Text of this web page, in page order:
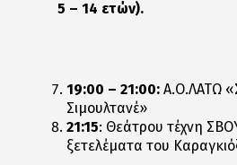
5 – 14 ετών).
19:00 – 21:00: Α.Ο.ΛΑΤΩ
Σιμουλτανέ»
21:15: Θεάτρου τέχνη
ξετελέματα του